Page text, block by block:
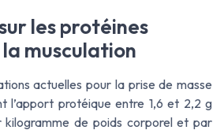
les protéines
musculation
actuelles pour la prise de masse
l’apport protéique entre 1,6 et 2,2 g
kilogramme de poids corporel et par